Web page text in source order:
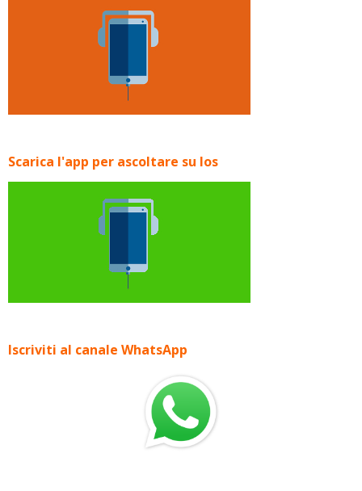
Scarica l'app per ascoltare su Ios
Iscriviti al canale WhatsApp